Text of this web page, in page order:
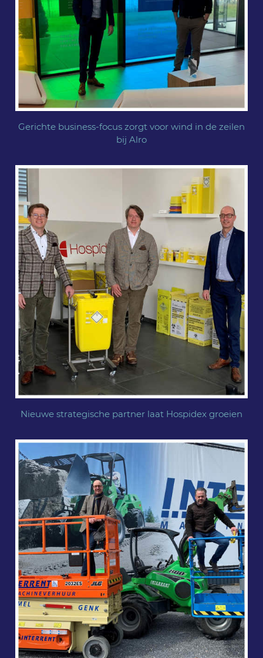
Gerichte business-focus zorgt voor wind in de zeilen
bij Alro
Nieuwe strategische partner laat Hospidex groeien